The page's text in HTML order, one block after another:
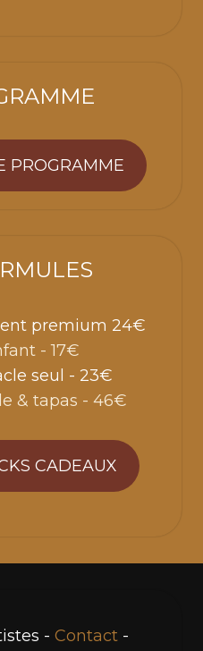
PROGRAMME
premium 24€
- 17€
seul - 23€
& tapas - 46€
CADEAUX
- Contact -